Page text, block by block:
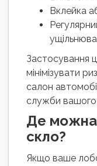
Вклейка
Застосування
мінімізувати
салон
служби вашого
Де можна
скло?
Якщо ваше